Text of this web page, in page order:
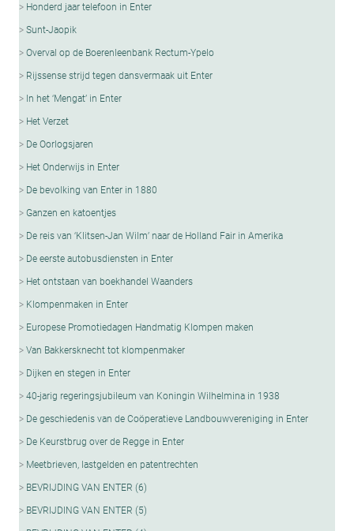
Honderd jaar telefoon in Enter
Sunt-Jaopik
Overval op de Boerenleenbank Rectum-Ypelo
Rijssense strijd tegen dansvermaak uit Enter
In het ‘Mengat’ in Enter
Het Verzet
De Oorlogsjaren
Het Onderwijs in Enter
De bevolking van Enter in 1880
Ganzen en katoentjes
De reis van ‘Klitsen-Jan Wilm’ naar de Holland Fair in Amerika
De eerste autobusdiensten in Enter
Het ontstaan van boekhandel Waanders
Klompenmaken in Enter
Europese Promotiedagen Handmatig Klompen maken
Van Bakkersknecht tot klompenmaker
Dijken en stegen in Enter
40-jarig regeringsjubileum van Koningin Wilhelmina in 1938
De geschiedenis van de Coöperatieve Landbouwvereniging in Enter
De Keurstbrug over de Regge in Enter
Meetbrieven, lastgelden en patentrechten
BEVRIJDING VAN ENTER (6)
BEVRIJDING VAN ENTER (5)